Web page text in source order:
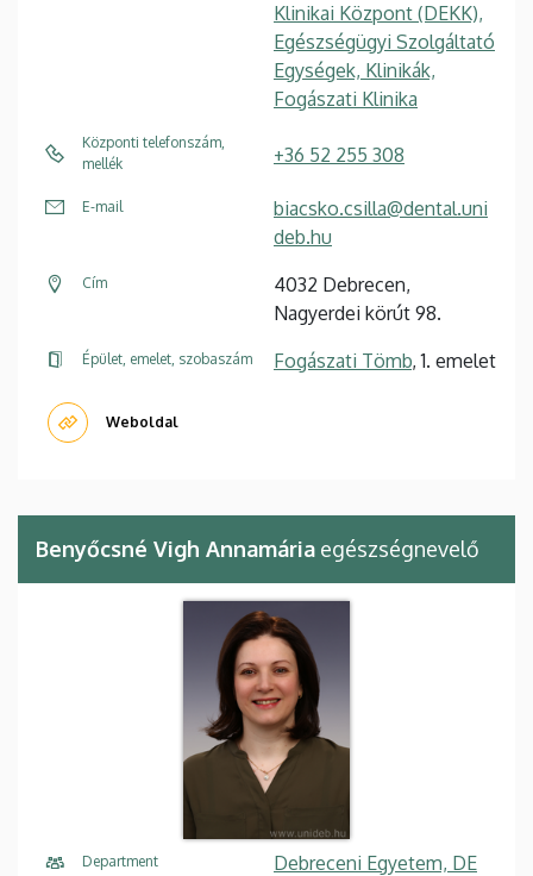
Klinikai Központ (DEKK),
Egészségügyi Szolgáltató
Egységek, Klinikák,
Fogászati Klinika
Központi telefonszám,
mellék
+36 52 255 308
E-mail
biacsko.csilla@dental.uni
deb.hu
Cím
4032 Debrecen,
Nagyerdei körút 98.
Épület, emelet, szobaszám Fogászati Tömb, 1. emelet
Weboldal
Benyőcsné Vigh Annamária egészségnevelő
Department
Debreceni Egyetem, DE